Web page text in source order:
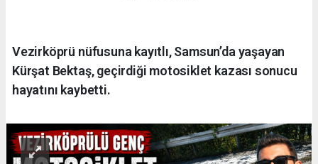
Vezirköprü nüfusuna kayıtlı, Samsun’da yaşayan
Kürşat Bektaş, geçirdiği motosiklet kazası sonucu
hayatını kaybetti.